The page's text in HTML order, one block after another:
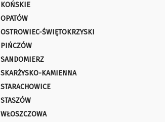
KOŃSKIE
OPATÓW
OSTROWIEC-ŚWIĘTOKRZYSKI
PIŃCZÓW
SANDOMIERZ
SKARŻYSKO-KAMIENNA
STARACHOWICE
STASZÓW
WŁOSZCZOWA